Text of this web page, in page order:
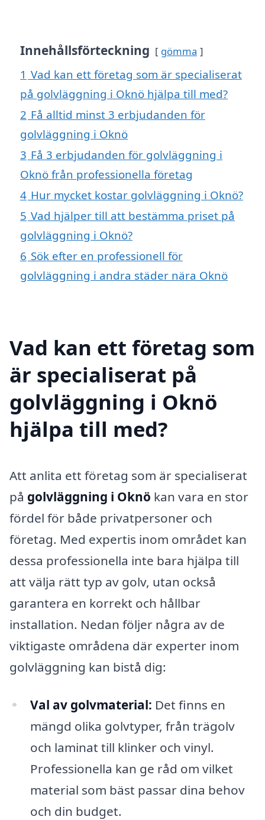
Innehållsförteckning gömma
1 Vad kan ett företag som är specialiserat
på golvläggning i Oknö hjälpa till med?
2 Få alltid minst 3 erbjudanden för
golvläggning i Oknö
3 Få 3 erbjudanden för golvläggning i
Oknö från professionella företag
4 Hur mycket kostar golvläggning i Oknö?
5 Vad hjälper till att bestämma priset på
golvläggning i Oknö?
6 Sök efter en professionell för
golvläggning i andra städer nära Oknö
Vad kan ett företag som
är specialiserat på
golvläggning i Oknö
hjälpa till med?
Att anlita ett företag som är specialiserat
på golvläggning i Oknö kan vara en stor
fördel för både privatpersoner och
företag. Med expertis inom området kan
dessa professionella inte bara hjälpa till
att välja rätt typ av golv, utan också
garantera en korrekt och hållbar
installation. Nedan följer några av de
viktigaste områdena där experter inom
golvläggning kan bistå dig:
Val av golvmaterial: Det finns en
mängd olika golvtyper, från trägolv
och laminat till klinker och vinyl.
Professionella kan ge råd om vilket
material som bäst passar dina behov
och din budget.